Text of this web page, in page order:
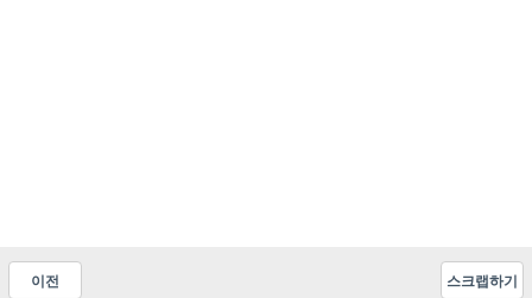
이전 스크랩하기